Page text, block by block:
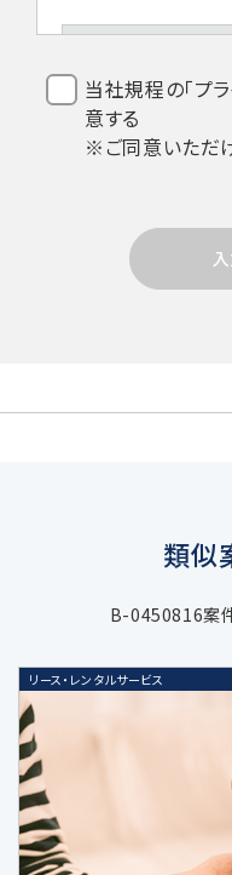
当社は、個人情
ー業務などの
上記業務に
提携会社の
ける調査・
当社規程の「プ
意する
※ご同意いただ
類似
B-0450816案
リース・レンタルサービス